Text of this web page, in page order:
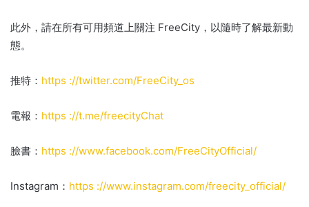
此外，請在所有可用頻道上關注 FreeCity，以隨時了解最新動
態。
推特： https ://twitter.com/FreeCity_os
電報： https ://t.me/freecityChat
臉書： https ://www.facebook.com/FreeCityOfficial/
Instagram： https ://www.instagram.com/freecity_official/